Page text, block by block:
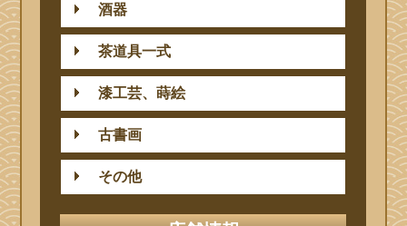
酒器
茶道具一式
漆工芸、蒔絵
古書画
その他